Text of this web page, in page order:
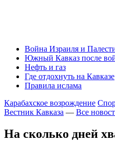
Война Израиля и
Южный Кавказ после
Нефть и газ
Где отдохнуть на Кавказе
Правила ислама
Карабахское возрождение
Вестник Кавказа — Все
На сколько дней